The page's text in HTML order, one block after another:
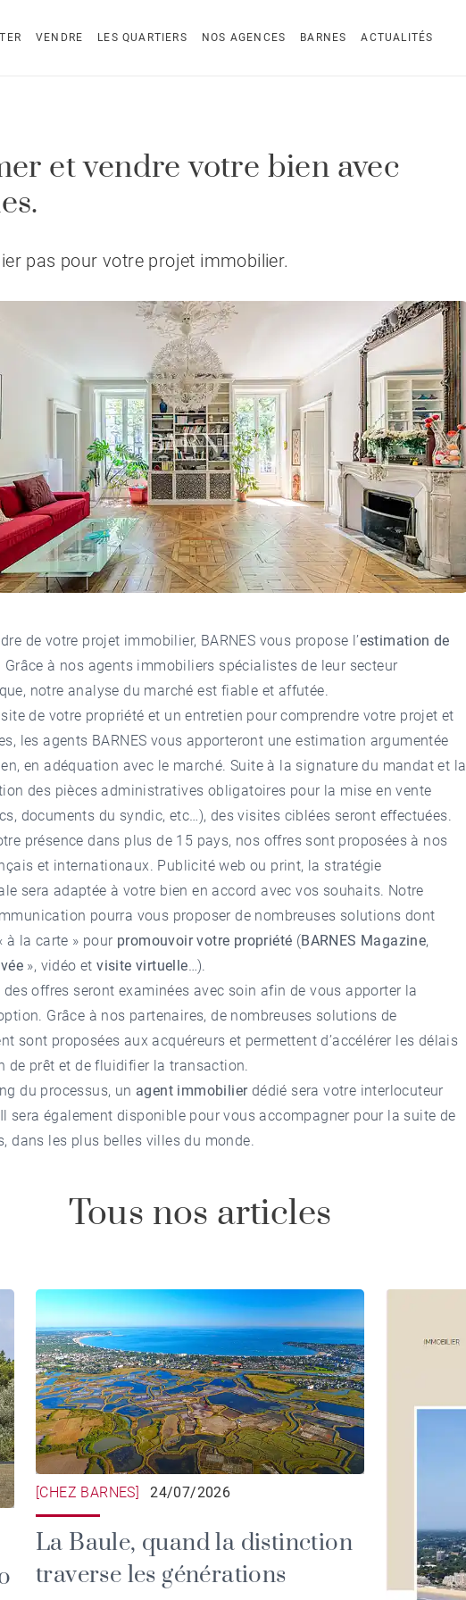
VENDRE LES QUARTIERS NOS AGENCES BARNES ACTUALITÉS
et vendre votre bien avec
pas pour votre projet immobilier.
de votre projet immobilier, BARNES vous propose l’estimation de
Grâce à nos agents immobiliers spécialistes de leur secteur
notre analyse du marché est fiable et affutée.
de votre propriété et un entretien pour comprendre votre projet et
les agents BARNES vous apporteront une estimation argumentée
en adéquation avec le marché. Suite à la signature du mandat et la
des pièces administratives obligatoires pour la mise en vente
documents du syndic, etc…), des visites ciblées seront effectuées.
présence dans plus de 15 pays, nos offres sont proposées à nos
et internationaux. Publicité web ou print, la stratégie
sera adaptée à votre bien en accord avec vos souhaits. Notre
pourra vous proposer de nombreuses solutions dont
à la carte » pour promouvoir votre propriété (BARNES Magazine,
», vidéo etvisite virtuelle…).
offres seront examinées avec soin afin de vous apporter la
Grâce à nos partenaires, de nombreuses solutions de
sont proposées aux acquéreurs et permettent d’accélérer les délais
de prêt et de fluidifier la transaction.
du processus, un agent immobilierdédié sera votre interlocuteur
sera également disponible pour vous accompagner pour la suite de
dans les plus belles villes du monde.
Tous nos articles
[CHEZ BARNES] 24/07/2026
La Baule, quand la distinction
traverse les générations